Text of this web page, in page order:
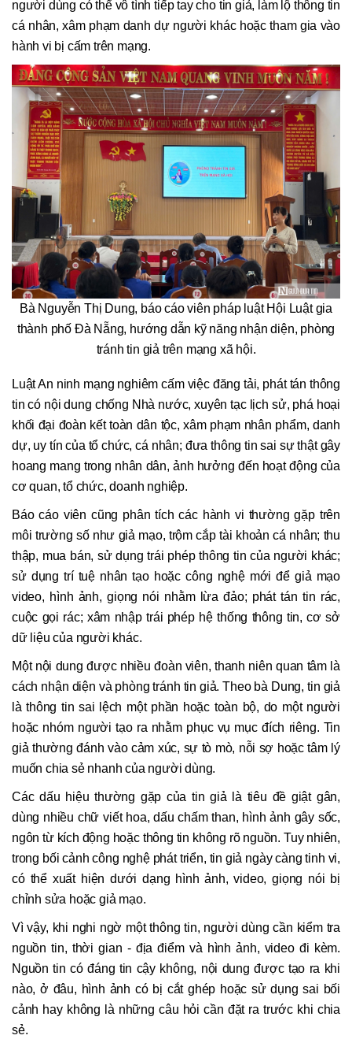
người dùng có thể vô tình tiếp tay cho tin giả, làm lộ thông tin
cá nhân, xâm phạm danh dự người khác hoặc tham gia vào
hành vi bị cấm trên mạng.
Bà Nguyễn Thị Dung, báo cáo viên pháp luật Hội Luật gia
thành phố Đà Nẵng, hướng dẫn kỹ năng nhận diện, phòng
tránh tin giả trên mạng xã hội.
Luật An ninh mạng nghiêm cấm việc đăng tải, phát tán thông
tin có nội dung chống Nhà nước, xuyên tạc lịch sử, phá hoại
khối đại đoàn kết toàn dân tộc, xâm phạm nhân phẩm, danh
dự, uy tín của tổ chức, cá nhân; đưa thông tin sai sự thật gây
hoang mang trong nhân dân, ảnh hưởng đến hoạt động của
cơ quan, tổ chức, doanh nghiệp.
Báo cáo viên cũng phân tích các hành vi thường gặp trên
môi trường số như giả mạo, trộm cắp tài khoản cá nhân; thu
thập, mua bán, sử dụng trái phép thông tin của người khác;
sử dụng trí tuệ nhân tạo hoặc công nghệ mới để giả mạo
video, hình ảnh, giọng nói nhằm lừa đảo; phát tán tin rác,
cuộc gọi rác; xâm nhập trái phép hệ thống thông tin, cơ sở
dữ liệu của người khác.
Một nội dung được nhiều đoàn viên, thanh niên quan tâm là
cách nhận diện và phòng tránh tin giả. Theo bà Dung, tin giả
là thông tin sai lệch một phần hoặc toàn bộ, do một người
hoặc nhóm người tạo ra nhằm phục vụ mục đích riêng. Tin
giả thường đánh vào cảm xúc, sự tò mò, nỗi sợ hoặc tâm lý
muốn chia sẻ nhanh của người dùng.
Các dấu hiệu thường gặp của tin giả là tiêu đề giật gân,
dùng nhiều chữ viết hoa, dấu chấm than, hình ảnh gây sốc,
ngôn từ kích động hoặc thông tin không rõ nguồn. Tuy nhiên,
trong bối cảnh công nghệ phát triển, tin giả ngày càng tinh vi,
có thể xuất hiện dưới dạng hình ảnh, video, giọng nói bị
chỉnh sửa hoặc giả mạo.
Vì vậy, khi nghi ngờ một thông tin, người dùng cần kiểm tra
nguồn tin, thời gian - địa điểm và hình ảnh, video đi kèm.
Nguồn tin có đáng tin cậy không, nội dung được tạo ra khi
nào, ở đâu, hình ảnh có bị cắt ghép hoặc sử dụng sai bối
cảnh hay không là những câu hỏi cần đặt ra trước khi chia
sẻ.